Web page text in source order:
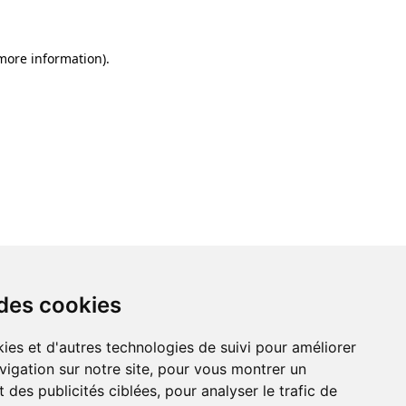
cookies
et d'autres technologies de suivi pour améliorer
sur notre site, pour vous montrer un
des publicités ciblées, pour analyser le trafic de
information).